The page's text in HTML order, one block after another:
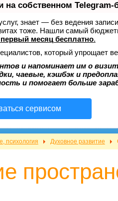
на собственном Telegram-
знает — без ведения
тоже. Нашли самый
первый месяц бесплатно.
который упрощает
и напоминает им о
чаевые, кэшбэк и
и помогает больше
сервисом
психология Духовное развитие